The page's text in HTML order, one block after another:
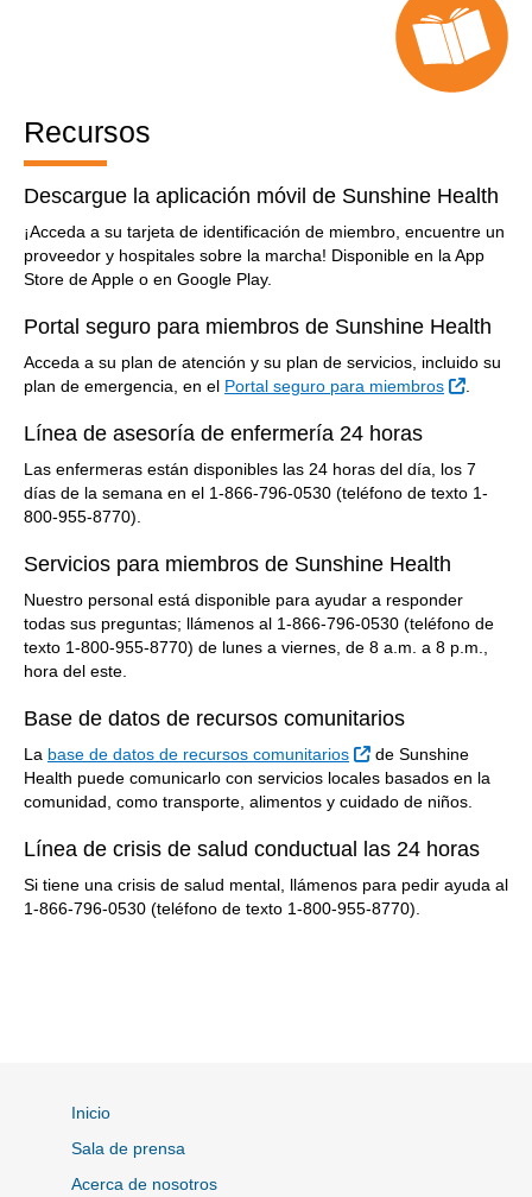
Recursos
Descargue la aplicación móvil de Sunshine Health
¡Acceda a su tarjeta de identificación de miembro, encuentre un
proveedor y hospitales sobre la marcha! Disponible en la App
Store de Apple o en Google Play.
Portal seguro para miembros de Sunshine Health
Acceda a su plan de atención y su plan de servicios, incluido su
plan de emergencia, en el Portal seguro para miembros Sitio
Línea de asesoría de enfermería 24 horas
Las enfermeras están disponibles las 24 horas del día, los 7
días de la semana en el 1-866-796-0530 (teléfono de texto 1-
800-955-8770).
Servicios para miembros de Sunshine Health
Nuestro personal está disponible para ayudar a responder
todas sus preguntas; llámenos al 1-866-796-0530 (teléfono de
texto 1-800-955-8770) de lunes a viernes, de 8 a.m. a 8 p.m.,
hora del este.
Base de datos de recursos comunitarios
La base de datos de recursos comunitarios Sitio Externo
de Sunshine
Health puede comunicarlo con servicios locales basados en la
comunidad, como transporte, alimentos y cuidado de niños.
Línea de crisis de salud conductual las 24 horas
Si tiene una crisis de salud mental, llámenos para pedir ayuda al
1-866-796-0530 (teléfono de texto 1-800-955-8770).
Inicio
Sala de prensa
Acerca de nosotros